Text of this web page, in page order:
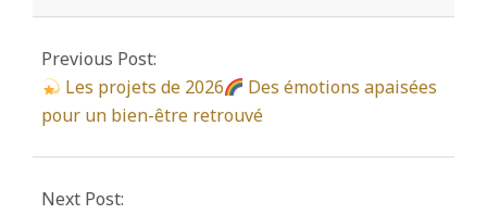
2026-
27
Previous Post:
Les projets de 2026
Des émotions apaisées
pour un bien-être retrouvé
Next Post: